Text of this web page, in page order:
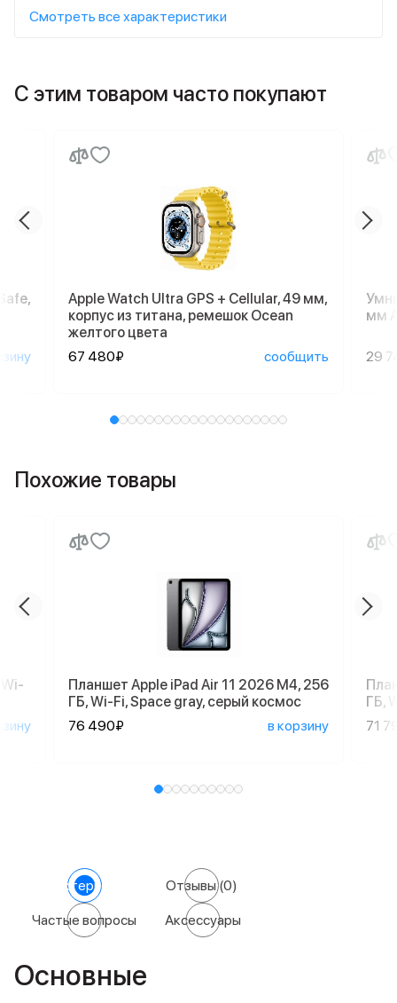
Смотреть все характеристики
С этим товаром часто покупают
Apple Watch Ultra GPS + Cellular, 49 мм,
корпус из титана, ремешок Ocean
желтого цвета
67 480₽
сообщить
мм
29
Похожие товары
Планшет Apple iPad Air 11 2026 M4, 256
ГБ, Wi-Fi, Space gray, серый космос
76 490₽
в корзину
ГБ,
71
Характеристики Отзывы(0)
Частые вопросы Аксессуары
Основные